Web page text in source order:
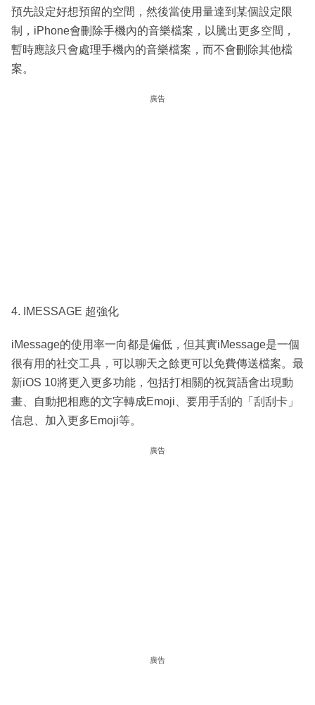
預先設定好想預留的空間，然後當使用量達到某個設定限
制，iPhone會刪除手機內的音樂檔案，以騰出更多空間，
暫時應該只會處理手機內的音樂檔案，而不會刪除其他檔
案。
廣告
4. IMESSAGE 超強化
iMessage的使用率一向都是偏低，但其實iMessage是一個
很有用的社交工具，可以聊天之餘更可以免費傳送檔案。最
新iOS 10將更入更多功能，包括打相關的祝賀語會出現動
畫、自動把相應的文字轉成Emoji、要用手刮的「刮刮卡」
信息、加入更多Emoji等。
廣告
廣告